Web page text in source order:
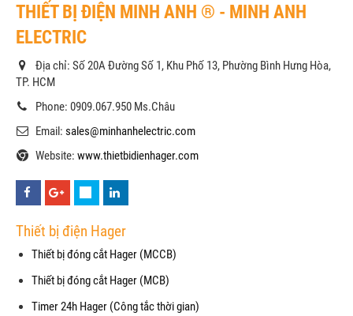
THIẾT BỊ ĐIỆN MINH ANH ® - MINH ANH
ELECTRIC
Địa chỉ: Số 20A Đường Số 1, Khu Phố 13, Phường Bình Hưng Hòa,
TP. HCM
Phone: 0909.067.950 Ms.Châu
Email: sales@minhanhelectric.com
Website: www.thietbidienhager.com
Thiết bị điện Hager
Thiết bị đóng cắt Hager (MCCB)
Thiết bị đóng cắt Hager (MCB)
Timer 24h Hager (Công tắc thời gian)